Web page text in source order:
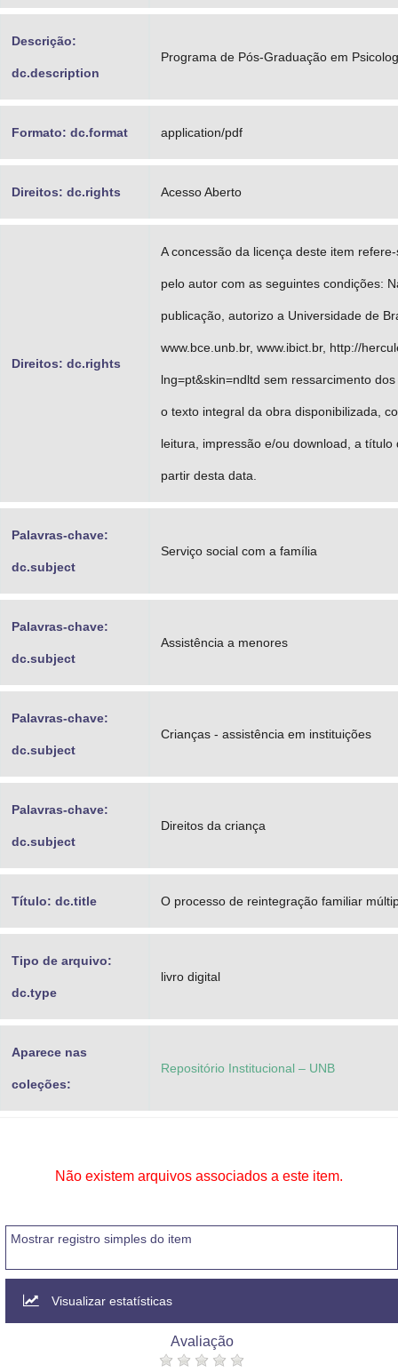
Descrição:
dc.description
Programa de Pós-Graduação em
Formato: dc.format application/pdf
Direitos: dc.rights Acesso Aberto
Direitos: dc.rights
A concessão da licença deste item
pelo autor com as seguintes condições:
publicação, autorizo a Universidade de
www.bce.unb.br, www.ibict.br, http://
lng=pt&skin=ndltd sem ressarcimento
o texto integral da obra disponibilizada,
leitura, impressão e/ou download, a
partir desta data.
Palavras-chave:
dc.subject
Serviço social com a família
Palavras-chave:
dc.subject
Assistência a menores
Palavras-chave:
dc.subject
Crianças - assistência em instituições
Palavras-chave:
dc.subject
Direitos da criança
Título: dc.title O processo de reintegração familiar
Tipo de arquivo:
dc.type
livro digital
Aparece nas
coleções:
Repositório Institucional – UNB
Não existem arquivos associados a este item.
Mostrar registro simples do item
Visualizar estatísticas
Avaliação